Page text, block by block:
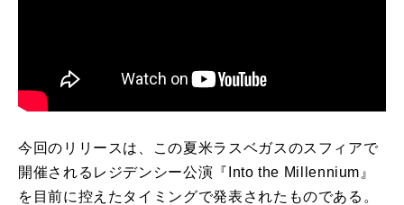
今回のリリースは、この夏米ラスベガスのスフィアで
開催されるレジデンシー公演『Into the Millennium』
を目前に控えたタイミングで発表されたものである。